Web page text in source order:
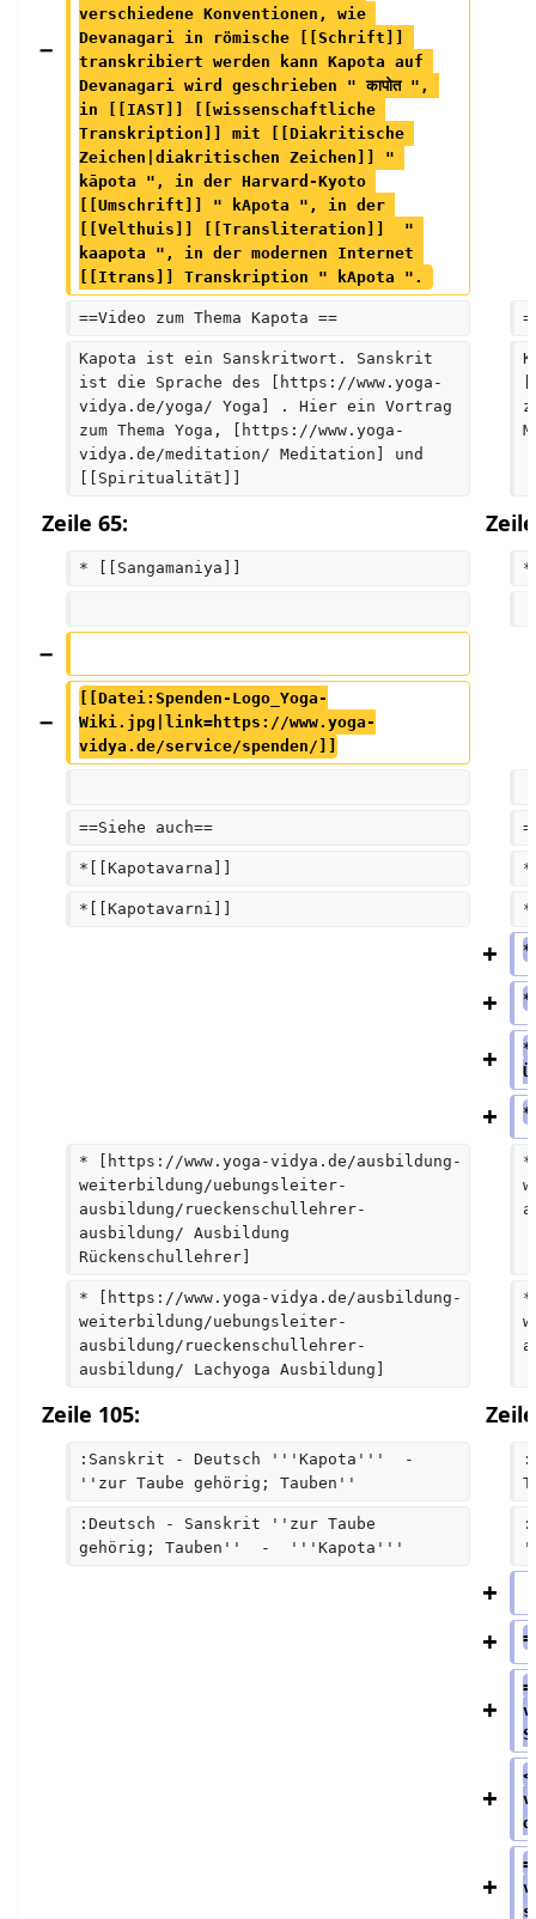
verschiedene Konventionen, wie
Devanagari in römische [[Schrift]]
transkribiert werden kann Kapota auf
Devanagari wird geschrieben " कापोत ",
in [[IAST]] [[wissenschaftliche
Transkription]] mit [[Diakritische
Zeichen|diakritischen Zeichen]] "
kāpota ", in der Harvard-Kyoto
[[Umschrift]] " kApota ", in der
[[Velthuis]] [[Transliteration]]  "
kaapota ", in der modernen Internet
[[Itrans]] Transkription " kApota ".
==Video zum Thema Kapota ==
Kapota ist ein Sanskritwort. Sanskrit
ist die Sprache des [https://www.yoga-
vidya.de/yoga/ Yoga] . Hier ein Vortrag
zum Thema Yoga, [https://www.yoga-
vidya.de/meditation/ Meditation] und
[[Spiritualität]]
Zeile 65:
* [[Sangamaniya]] *
[[Datei:Spenden-Logo_Yoga-
Wiki.jpg|link=https://www.yoga-
vidya.de/service/spenden/]]
==Siehe auch==
*[[Kapotavarna]]
*[[Kapotavarni]]
* [https://www.yoga-vidya.de/ausbildung-
weiterbildung/uebungsleiter-
ausbildung/rueckenschullehrer-
ausbildung/ Ausbildung
Rückenschullehrer]
*
* [https://www.yoga-vidya.de/ausbildung-
weiterbildung/uebungsleiter-
ausbildung/rueckenschullehrer-
ausbildung/ Lachyoga Ausbildung]
*
Zeile 105:
:Sanskrit - Deutsch '''Kapota'''  -
''zur Taube gehörig; Tauben''
:Deutsch - Sanskrit ''zur Taube
gehörig; Tauben''  -  '''Kapota'''